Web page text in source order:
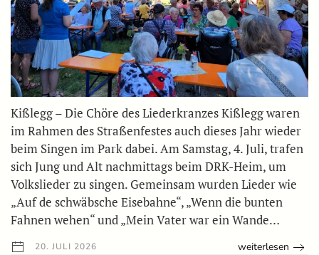
Kißlegg – Die Chöre des Liederkranzes Kißlegg waren
im Rahmen des Straßenfestes auch dieses Jahr wieder
beim Singen im Park dabei. Am Samstag, 4. Juli, trafen
sich Jung und Alt nachmittags beim DRK-Heim, um
Volkslieder zu singen. Gemeinsam wurden Lieder wie
„Auf de schwäbsche Eisebahne“, „Wenn die bunten
Fahnen wehen“ und „Mein Vater war ein Wande…
20. JULI 2026 weiterlesen